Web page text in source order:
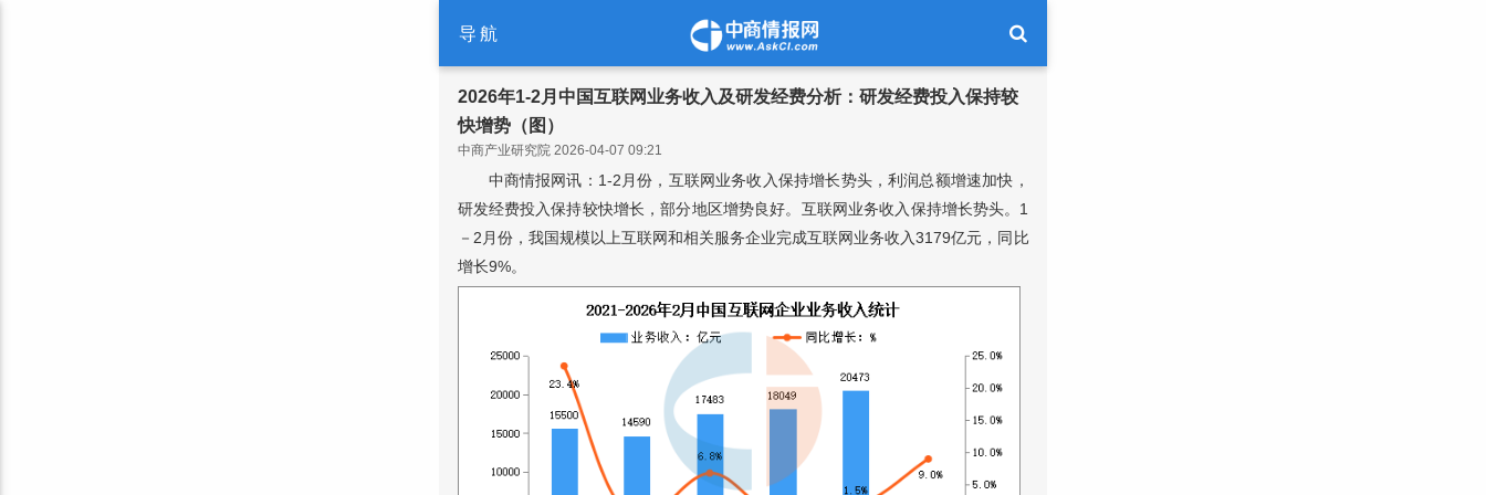
导航
2026年1-2月中国互联网业务收入及研发经费分析：研发经费投入保持较
快增势（图）
中商产业研究院 2026-04-07 09:21
中商情报网讯：1-2月份，互联网业务收入保持增长势头，利润总额增速加快，
研发经费投入保持较快增长，部分地区增势良好。互联网业务收入保持增长势头。1
－2月份，我国规模以上互联网和相关服务企业完成互联网业务收入3179亿元，同比
增长9%。